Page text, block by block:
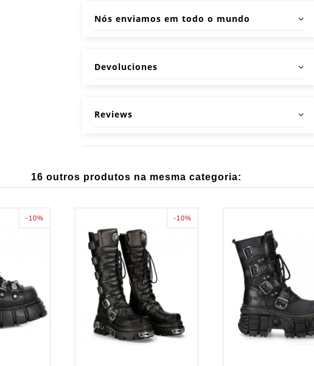
Nós enviamos em todo o mundo
Devoluciones
Reviews
16 outros produtos na mesma categoria:
-10% -10%